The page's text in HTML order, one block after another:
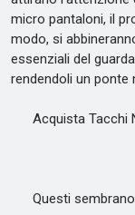
micro pantaloni, il
modo, si
essenziali del
rendendoli un ponte
Acquista Tacchi
Questi sembrano